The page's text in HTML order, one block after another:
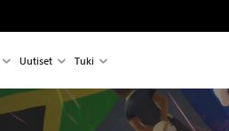
Uutiset Tuki